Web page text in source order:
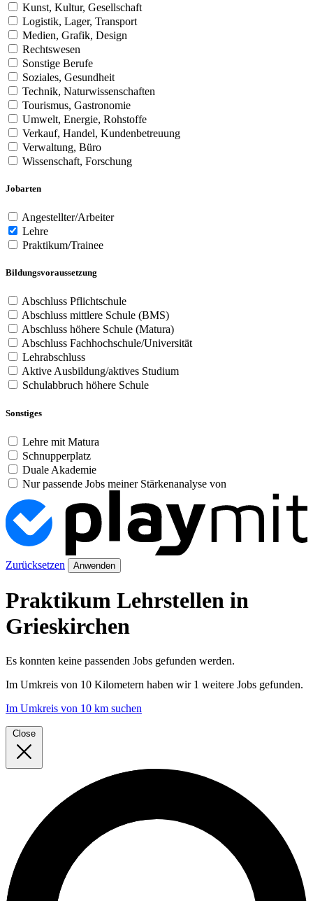
Kunst, Kultur, Gesellschaft
Logistik, Lager, Transport
Medien, Grafik, Design
Rechtswesen
Sonstige Berufe
Soziales, Gesundheit
Technik, Naturwissenschaften
Tourismus, Gastronomie
Umwelt, Energie, Rohstoffe
Verkauf, Handel, Kundenbetreuung
Verwaltung, Büro
Wissenschaft, Forschung
Jobarten
Angestellter/Arbeiter
Lehre
Praktikum/Trainee
Bildungsvoraussetzung
Abschluss Pflichtschule
Abschluss mittlere Schule (BMS)
Abschluss höhere Schule (Matura)
Abschluss Fachhochschule/Universität
Lehrabschluss
Aktive Ausbildung/aktives Studium
Schulabbruch höhere Schule
Sonstiges
Lehre mit Matura
Schnupperplatz
Duale Akademie
Nur passende Jobs meiner Stärkenanalyse von
Zurücksetzen Anwenden
Praktikum Lehrstellen in
Grieskirchen
Es konnten keine passenden Jobs gefunden werden.
Im Umkreis von 10 Kilometern haben wir 1 weitere Jobs gefunden.
Im Umkreis von 10 km suchen
Close